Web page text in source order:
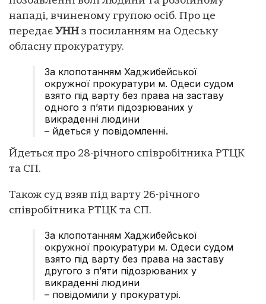
нападі, вчиненому групою осіб. Про це
передає УНН з посиланням на Одеську
обласну прокуратуру.
За клопотанням Хаджибейської
окружної прокуратури м. Одеси судом
взято під варту без права на заставу
одного з п’яти підозрюваних у
викраденні людини
– йдеться у повідомленні.
Йдеться про 28-річного співробітника РТЦК
та СП.
Також суд взяв під варту 26-річного
співробітника РТЦК та СП.
За клопотанням Хаджибейської
окружної прокуратури м. Одеси судом
взято під варту без права на заставу
другого з пʼяти підозрюваних у
викраденні людини
– повідомили у прокуратурі.